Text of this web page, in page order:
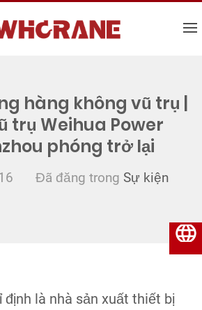
hàng không vũ trụ |
trụ Weihua Power
phóng trở lại
Đã đăng trong Sự kiện
là nhà sản xuất thiết bị
Tiếng Việt